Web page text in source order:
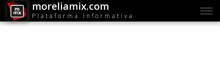
moreliamix.com
Plataforma informativa